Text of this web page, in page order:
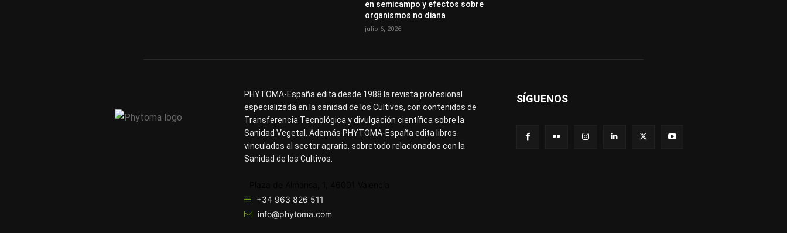
en semicampo y efectos sobre
organismos no diana
julio 6, 2026
PHYTOMA-España edita desde 1988 la revista profesional
especializada en la sanidad de los Cultivos, con contenidos de
Transferencia Tecnológica y divulgación científica sobre la
Sanidad Vegetal. Además PHYTOMA-España edita libros
vinculados al sector agrario, sobretodo relacionados con la
Sanidad de los Cultivos.
+34 963 826 511
info@phytoma.com
SÍGUENOS